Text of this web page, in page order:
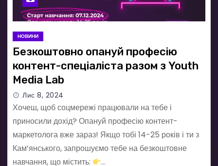
НОВИНИ
Безкоштовно опануй професію
контент-спеціаліста разом з Youth
Media Lab
Лис 8, 2024
Хочеш, щоб соцмережі працювали на тебе і
приносили дохід? Опануй професію контент-
маркетолога вже зараз! Якщо тобі 14-25 років і ти з
Кам’янського, запрошуємо тебе на безкоштовне
навчання, що містить:
…